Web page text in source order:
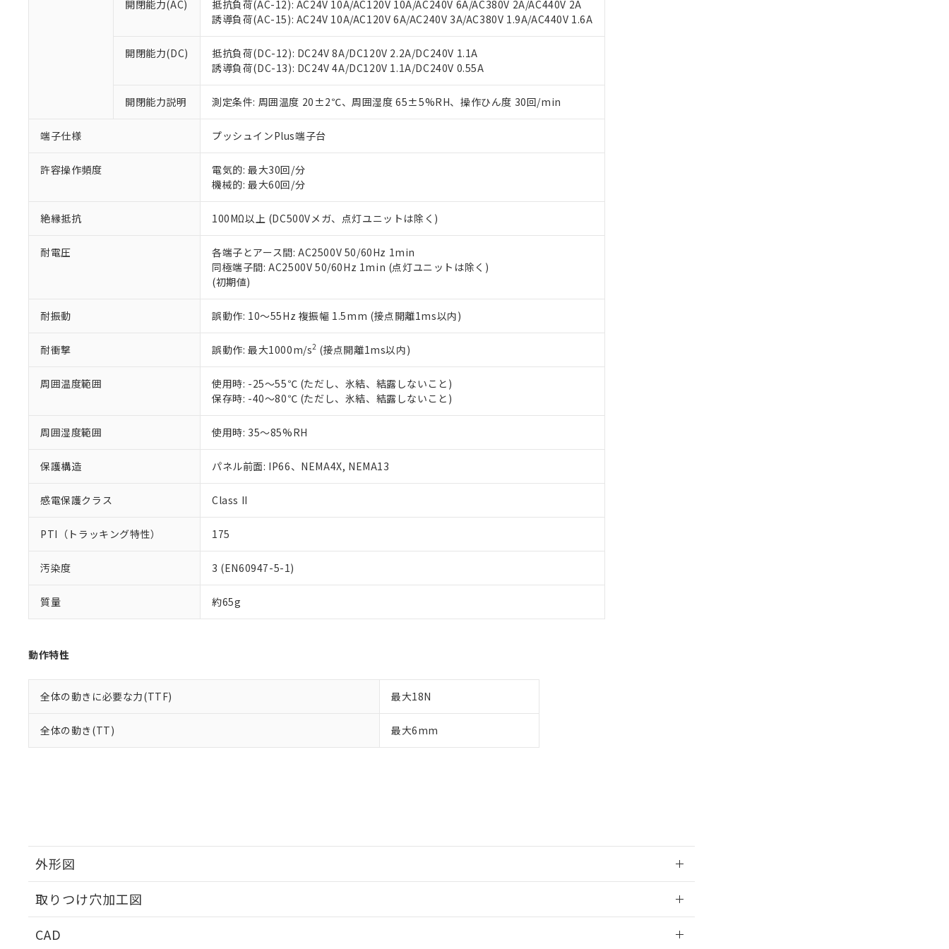
開閉能力(AC)
抵抗負荷(AC-12): AC24V 10A/AC120V 10A/AC240V 6A/AC380V 2A/AC440V 2A
誘導負荷(AC-15): AC24V 10A/AC120V 6A/AC240V 3A/AC380V 1.9A/AC440V 1.6A
開閉能力(DC)
抵抗負荷(DC-12): DC24V 8A/DC120V 2.2A/DC240V 1.1A
誘導負荷(DC-13): DC24V 4A/DC120V 1.1A/DC240V 0.55A
開閉能力説明 測定条件: 周囲温度 20±2℃、周囲湿度 65±5%RH、操作ひん度 30回/min
端子仕様 プッシュインPlus端子台
許容操作頻度
電気的: 最大30回/分
機械的: 最大60回/分
絶縁抵抗 100MΩ以上 (DC500Vメガ、点灯ユニットは除く)
耐電圧
各端子とアース間: AC2500V 50/60Hz 1min
同極端子間: AC2500V 50/60Hz 1min (点灯ユニットは除く)
(初期値)
耐振動 誤動作: 10～55Hz 複振幅 1.5mm (接点開離1ms以内)
耐衝撃 誤動作: 最大1000m/s2 (接点開離1ms以内)
周囲温度範囲
使用時: -25～55℃ (ただし、氷結、結露しないこと)
保存時: -40～80℃ (ただし、氷結、結露しないこと)
周囲湿度範囲 使用時: 35～85%RH
保護構造 パネル前面: IP66、NEMA4X, NEMA13
感電保護クラス Class II
PTI（トラッキング特性） 175
汚染度 3 (EN60947-5-1)
質量 約65g
動作特性
全体の動きに必要な力(TTF) 最大18N
全体の動き(TT) 最大6mm
外形図
取りつけ穴加工図
CAD
オムロン制御機器販売店や当社販売拠点は「販売ネットワーク
」をご確認ください。
在庫状況および標準価格結果を当社の事前の承諾なく第三者に漏洩または開示しないようお願いしま
マイパーツ機能（部品リスト作成サービス）をご利用いただくには、I-Webメンバーズにご登録され
ている必要があります。
お客様が当ウェブサイト上で当社にご登録された部品リストについて、当社および当社の共同利用者
が、当社の製品・サービスに関するお客様との取引・商談に必要な範囲で利用することをご了承くだ
さい。
※当社の共同利用者とは、
部品在庫の切り替え状況などにより、予定月が前後することがあります。
※3 非含有証明書ダウンロード
下記の非含有証明書をダウンロードすることができます。
51物質の非含有証明書（当社基準）
※本証明書は発行日時点で非含有を証明するもので、過去に遡って非含有を証明するものではありません。
また、RoHS指令のフタル酸エステル類４物質の対応では、対応完了までの期間は出荷製品に未対応品が
既に当社にて対応品への在庫切替を完了していることから、特段のことがない限り、2022年1月12日よ
り割愛しております。
※2 環境保護使用期限
「ｅ」：有害物質（10物質）のすべてが基準値以下であることを示します。
「10」：通常の使用状況下において有害物質が外部に漏えいし、環境に深刻な影響を及ぼさない年数を意
味します。
また当社は、販売先および販売に係わる関係者が違法に輸出するおそれがある場合は、取り引きをい
たしません。
合意する キャンセル
－
在庫なし(最新の在庫状況については、お客様のお取引先、またはお客様担当のオムロン制御
機器販売店・当社販売員にご確認ください)
空
白
受注生産機種、また在庫状況の情報を公開していない機種